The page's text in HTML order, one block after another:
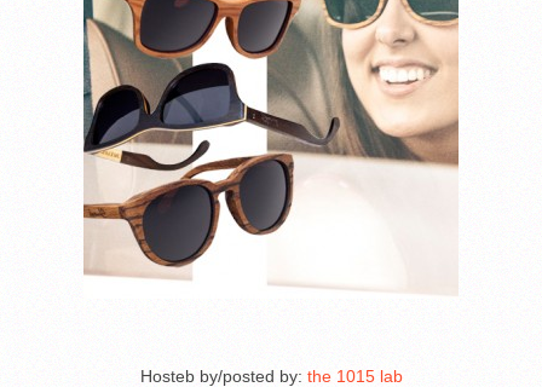
Hosteb by/posted by: the 1015 lab